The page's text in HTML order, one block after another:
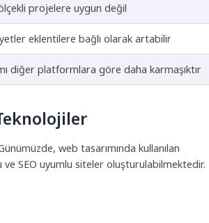
projelere uygun değil
eklentilere bağlı olarak artabilir
diğer platformlara göre daha karmaşıktır
web tasarımında kullanılan
ve SEO uyumlu siteler oluşturulabilmektedir.